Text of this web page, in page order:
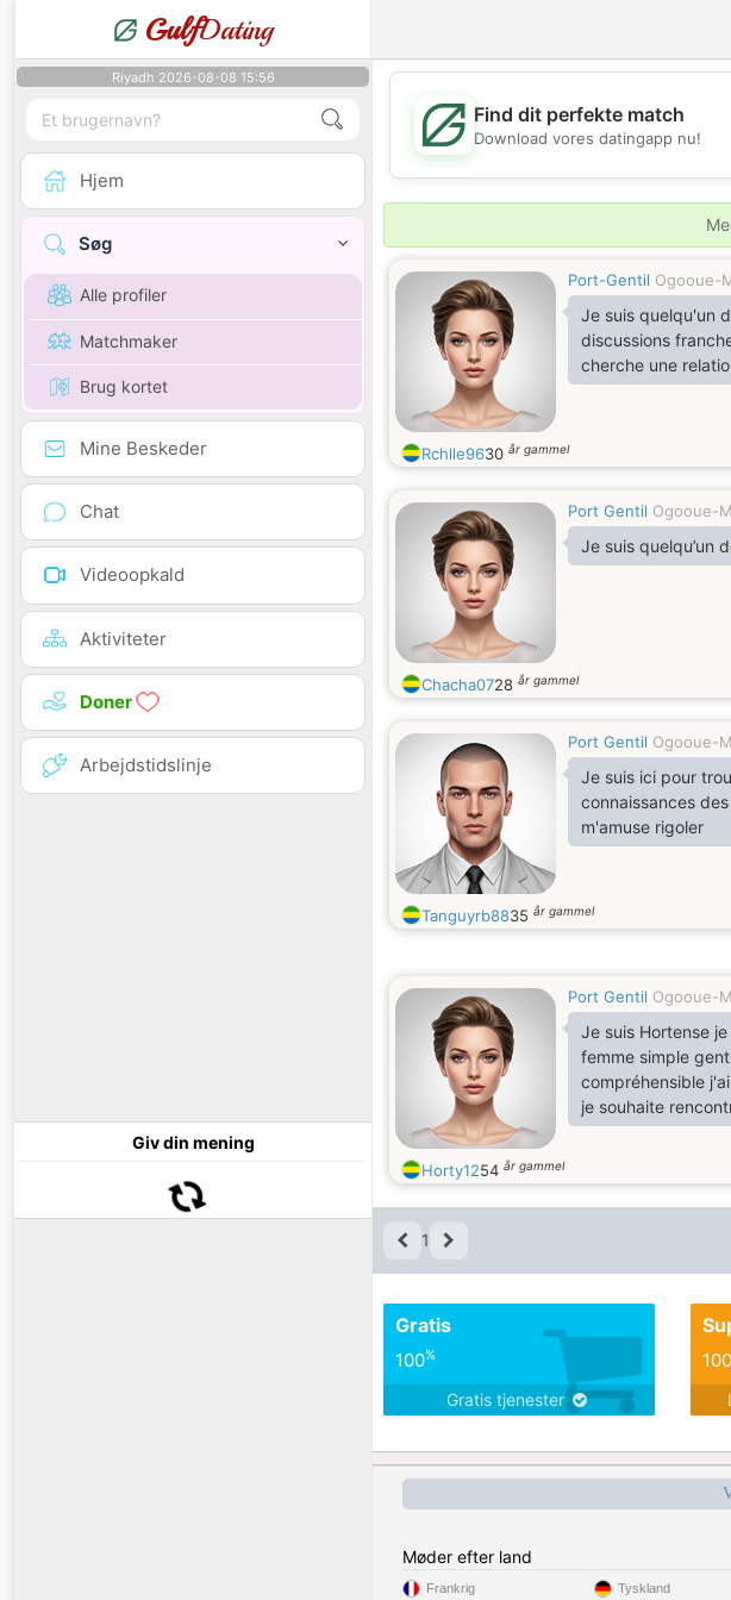
GulfDating
Riyadh 2026-08-08 15:56
Hjem
Søg
Alle profiler
Matchmaker
Brug kortet
Mine Beskeder
Chat
Videoopkald
Aktiviteter
Doner
Arbejdstidslinje
Giv din mening
💖
Find dit perfekte match
Download vores datingapp nu!
Port-Gentil Ogooue-
Je suis quelqu'un
discussions
cherche une
Rchlle9630 år gammel
Port Gentil Ogooue-
Je suis quelqu’un
Chacha0728 år gammel
Port Gentil Ogooue-
Je suis ici pour
connaissances
m'amuse rigoler
Tanguyrb8835 år gammel
Port Gentil Ogooue-
Je suis Hortense
femme simple gentille polie doucuce calme
compréhensible j'aime pas les prises de tête
Horty1254 år gammel
1
Gratis
100%
Gratis tjenester
Møder efter land
Frankrig Tyskland